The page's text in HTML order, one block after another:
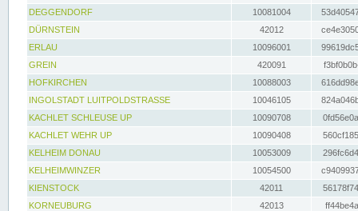
DEGGENDORF
10081004
DÜRNSTEIN
42012
ERLAU
10096001
GREIN
420091
HOFKIRCHEN
10088003
INGOLSTADT LUITPOLDSTRASSE
10046105
KACHLET SCHLEUSE UP
10090708
KACHLET WEHR UP
10090408
KELHEIM DONAU
10053009
KELHEIMWINZER
10054500
KIENSTOCK
42011
KORNEUBURG
42013